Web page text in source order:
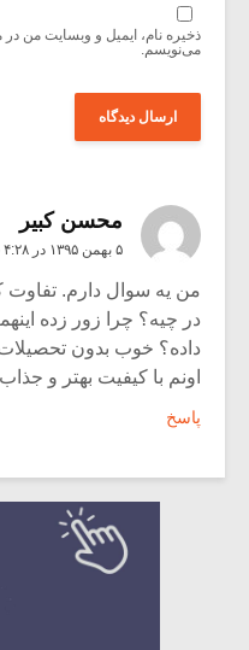
ذخیره نام، ایمیل و وبسایت من در
می‌نویسم.
محسن کبیر
۵ بهمن ۱۳۹۵ در ۴:۲۸ ب٫ظ
من یه سوال دارم. تفاوت
در چیه؟ چرا زور زده
داده؟ خوب بدون
اونم با کیفیت بهتر و
پاسخ